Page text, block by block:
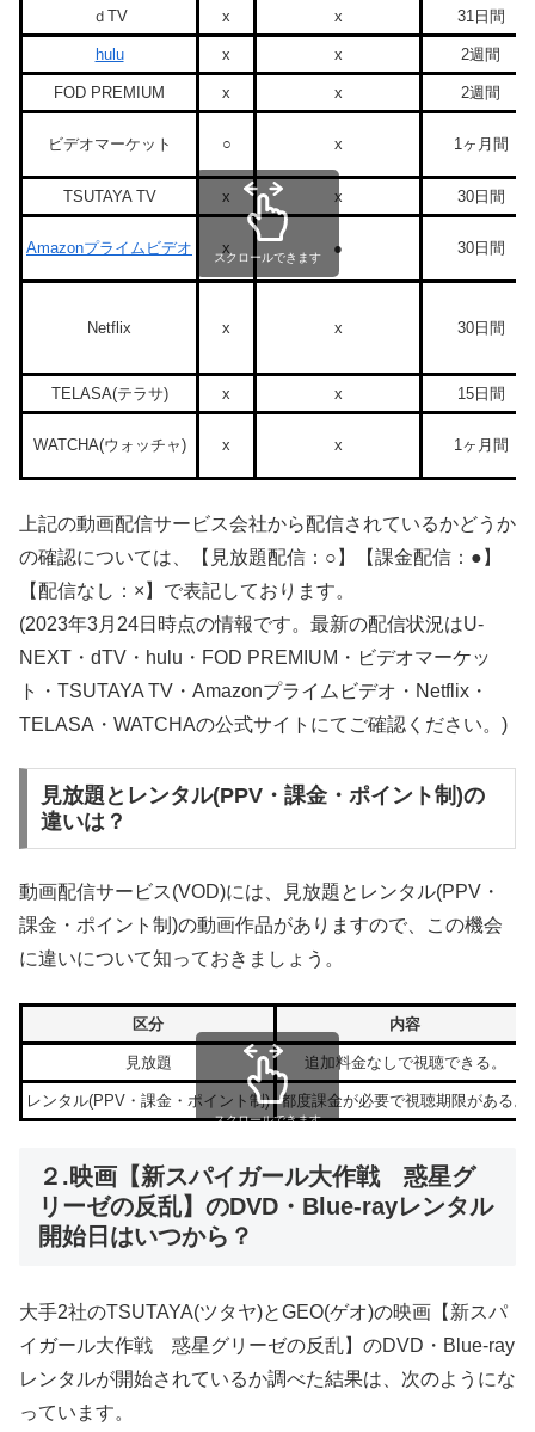
ｄTV x x 31日間
hulu x x 2週間
FOD PREMIUM x x 2週間
ビデオマーケット ○ x 1ヶ月間
TSUTAYA TV x x 30日間
Amazonプライムビデオ x ● 30日間
Netflix x x 30日間
TELASA(テラサ) x x 15日間
WATCHA(ウォッチャ) x x 1ヶ月間
スクロールできます
上記の動画配信サービス会社から配信されているかどうか
の確認については、【見放題配信：○】【課金配信：●】
【配信なし：×】で表記しております。
(2023年3月24日時点の情報です。最新の配信状況はU-
NEXT・dTV・hulu・FOD PREMIUM・ビデオマーケッ
ト・TSUTAYA TV・Amazonプライムビデオ・Netflix・
TELASA・WATCHAの公式サイトにてご確認ください。)
見放題とレンタル(PPV・課金・ポイント制)の
違いは？
動画配信サービス(VOD)には、見放題とレンタル(PPV・
課金・ポイント制)の動画作品がありますので、この機会
に違いについて知っておきましょう。
区分 内容
見放題 追加料金なしで視聴できる。
レンタル(PPV・課金・ポイント制) 都度課金が必要で視聴期限がある。
スクロールできます
２.映画【新スパイガール大作戦 惑星グ
リーゼの反乱】のDVD・Blue-rayレンタル
開始日はいつから？
大手2社のTSUTAYA(ツタヤ)とGEO(ゲオ)の映画【新スパ
イガール大作戦 惑星グリーゼの反乱】のDVD・Blue-ray
レンタルが開始されているか調べた結果は、次のようにな
っています。